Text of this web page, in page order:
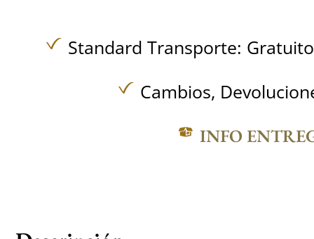
Standard Transporte:
Cambios,
INFO